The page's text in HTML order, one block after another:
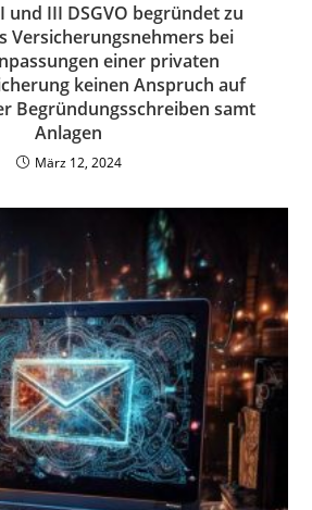
und III DSGVO begründet zu
Versicherungsnehmers bei
einer privaten
keinen Anspruch auf
Begründungsschreiben samt
Anlagen
März 12, 2024